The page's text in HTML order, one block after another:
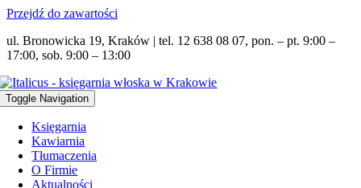
Przejdź do zawartości
ul. Bronowicka 19, Kraków | tel. 12 638 08 07, pon. – pt. 9:00 –
17:00, sob. 9:00 – 13:00
Toggle Navigation
Księgarnia
Kawiarnia
Tłumaczenia
O Firmie
Aktualności